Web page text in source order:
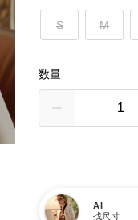
S M
数量
AI
找尺寸